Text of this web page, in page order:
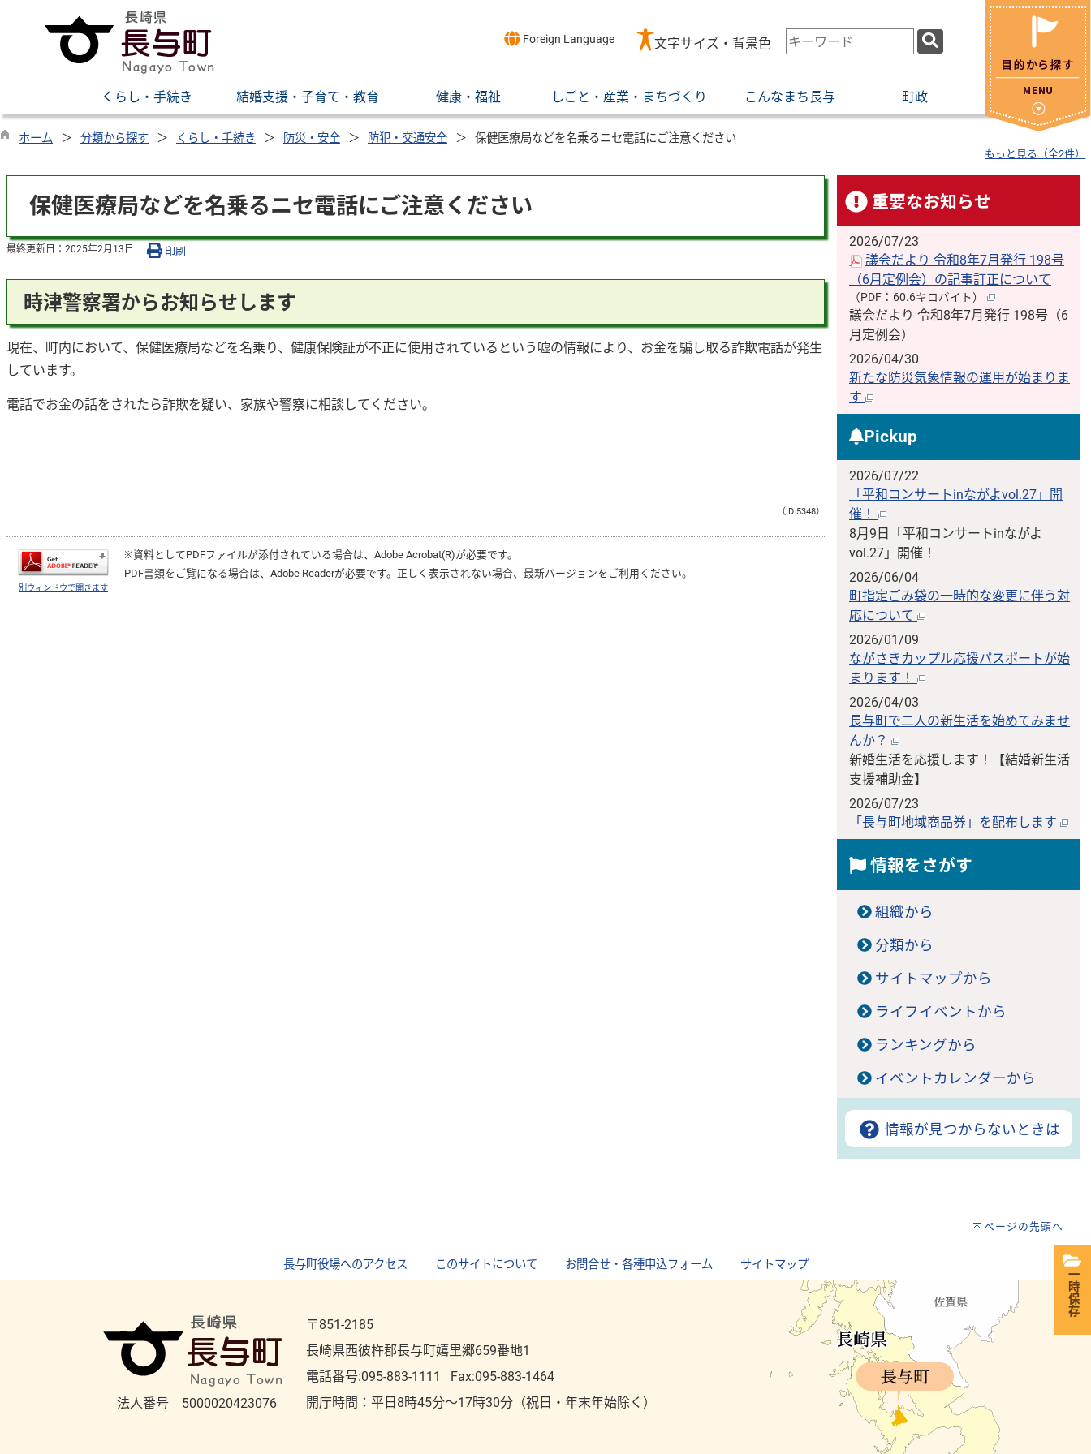
Foreign Language 文字サイズ・背景色
検
索
ー
ワ
くらし・手続き 結婚支援・子育て・教育 健康・福祉 しごと・産業・まちづくり こんなまち長与 町政
ホーム 分類から探す くらし・手続き 防災・安全 防犯・交通安全 保健医療局などを名乗るニセ電話にご注意ください
もっと見る（全2件）
保健医療局などを名乗るニセ電話にご注意ください
最終更新日： 2025年2月13日 印刷
時津警察署からお知らせします
現在、町内において、保健医療局などを名乗り、健康保険証が不正に使用されているという嘘の情報により、お金を騙し取る詐欺電話が発生
しています。
電話でお金の話をされたら詐欺を疑い、家族や警察に相談してください。
（ID:5348）
別ウィンドウで開きます
※資料としてPDFファイルが添付されている場合は、 Adobe Acrobat(R)が必要です。
PDF書類をご覧になる場合は、 Adobe Readerが必要です。正しく表示されない場合、最新バージョンをご利用ください。
重要なお知らせ
2026/07/23
議会だより 令和8年7月発行 198号
（6月定例会）の記事訂正について
（PDF：60.6キロバイト）
議会だより 令和8年7月発行 198号（6
月定例会）
2026/04/30
新たな防災気象情報の運用が始まりま
す
Pickup
2026/07/22
「平和コンサートinながよvol.27」開
催！
8月9日「平和コンサートinながよ
vol.27」開催！
2026/06/04
町指定ごみ袋の一時的な変更に伴う対
応について
2026/01/09
ながさきカップル応援パスポートが始
まります！
2026/04/03
長与町で二人の新生活を始めてみませ
んか？
新婚生活を応援します！【結婚新生活
支援補助金】
2026/07/23
「長与町地域商品券」を配布します
情報をさがす
組織から
分類から
サイトマップから
ライフイベントから
ランキングから
イベントカレンダーから
情報が見つからないときは
ページの先頭へ
長与町役場へのアクセス このサイトについて お問合せ・各種申込フォーム サイトマップ
法人番号 5000020423076
〒851-2185
長崎県西彼杵郡長与町嬉里郷659番地1
電話番号:095-883-1111
Fax:095-883-1464
開庁時間：平⽇8時45分～17時30分（祝⽇・年末年始除く）
一時保存